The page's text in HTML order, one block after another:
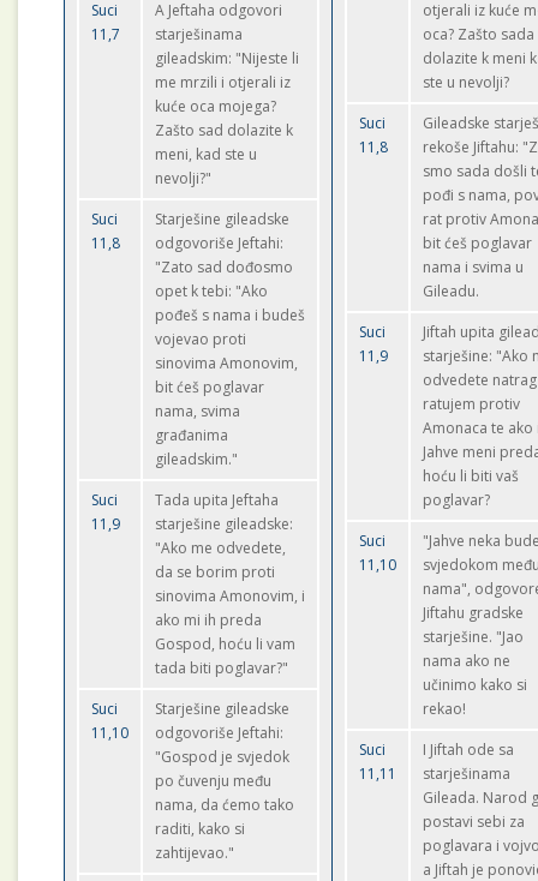
Suci
11,7
A Jeftaha odgovori
starješinama
gileadskim: "Nijeste li
me mrzili i otjerali iz
kuće oca mojega?
Zašto sad dolazite k
meni, kad ste u
nevolji?"
Suci
11,8
Starješine gileadske
odgovoriše Jeftahi:
"Zato sad dođosmo
opet k tebi: "Ako
pođeš s nama i budeš
vojevao proti
sinovima Amonovim,
bit ćeš poglavar
nama, svima
građanima
gileadskim."
Suci
11,9
Tada upita Jeftaha
starješine gileadske:
"Ako me odvedete,
da se borim proti
sinovima Amonovim, i
ako mi ih preda
Gospod, hoću li vam
tada biti poglavar?"
Suci
11,10
Starješine gileadske
odgovoriše Jeftahi:
"Gospod je svjedok
po čuvenju među
nama, da ćemo tako
raditi, kako si
zahtijevao."
otjerali iz kuće
oca? Zašto sada
dolazite k meni
ste u nevolji?
Suci
11,8
Gileadske
rekoše Jiftahu:
smo sada došli
pođi s nama,
rat protiv
bit ćeš poglavar
nama i svima u
Gileadu.
Suci
11,9
Jiftah upita
starješine: "Ako
odvedete
ratujem protiv
Amonaca te ako
Jahve meni
hoću li biti vaš
poglavar?
Suci
11,10
"Jahve neka
svjedokom
nama",
Jiftahu gradske
starješine. "Jao
nama ako ne
učinimo kako si
rekao!
Suci
11,11
I Jiftah ode sa
starješinama
Gileada. Narod
postavi sebi za
poglavara i
a Jiftah je